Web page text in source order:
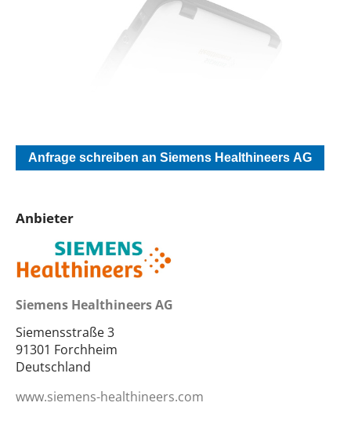
Anfrage schreiben an Siemens Healthineers AG
Anbieter
Siemens Healthineers AG
Siemensstraße 3
91301 Forchheim
Deutschland
www.siemens-healthineers.com